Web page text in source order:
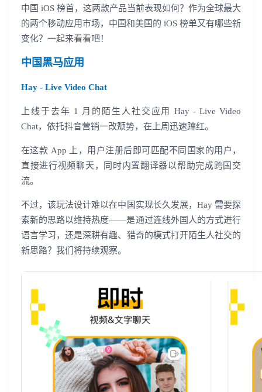
中国 iOS 榜首，这两款产品当前表现如何？作为全球最大
的两个移动应用市场，中国和美国的 iOS 榜单又有哪些新
变化？一起来看看吧！
中国黑马应用
Hay - Live Video Chat
上线于去年 1 月的陌生人社交应用 Hay - Live Video
Chat，依托抖音营销一改颓势，在上周迅速蹿红。
在这款 App 上，用户注册后即可匹配不同国家的用户，
直接进行视频聊天，同时内置翻译器以帮助完成跨国交
流。
不过，该玩法设计难以在中国实现长久发展，Hay 需要探
索新的思路以维持热度——是通过连线外国人的方式进行
语言学习，还是深耕有趣、猎奇的模式打开陌生人社交的
新思路？我们将持续观察。